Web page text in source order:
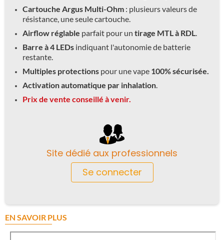
Cartouche Argus Multi-Ohm : plusieurs valeurs de
résistance, une seule cartouche.
Airflow réglable parfait pour un tirage MTL à RDL.
Barre à 4 LEDs indiquant l'autonomie de batterie
restante.
Multiples protections pour une vape 100% sécurisée.
Activation automatique par inhalation.
Prix de vente conseillé à venir.
Site dédié aux professionnels
Se connecter
EN SAVOIR PLUS